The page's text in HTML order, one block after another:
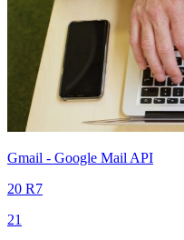
Gmail - Google Mail API
20 R7
21